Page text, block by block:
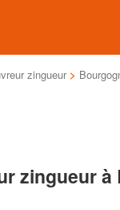
zingueur >
zingueur à